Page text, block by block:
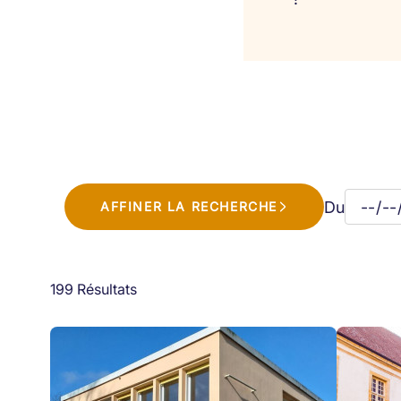
AFFINER LA RECHERCHE Du
199 Résultats